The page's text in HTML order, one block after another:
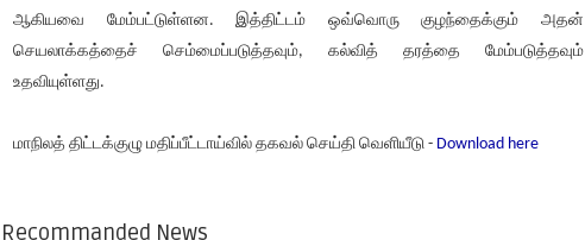
ஆகியவை மேம்பட்டுள்ளன. இத்திட்டம் ஒவ்வொரு குழந்தைக்கும் அதன்
செயலாக்கத்தைச் செம்மைப்படுத்தவும், கல்வித் தரத்தை மேம்படுத்தவும்
உதவியுள்ளது.
மாநிலத் திட்டக்குழு மதிப்பீட்டாய்வில் தகவல் செய்தி வெளியீடு - Download here
Recommanded News